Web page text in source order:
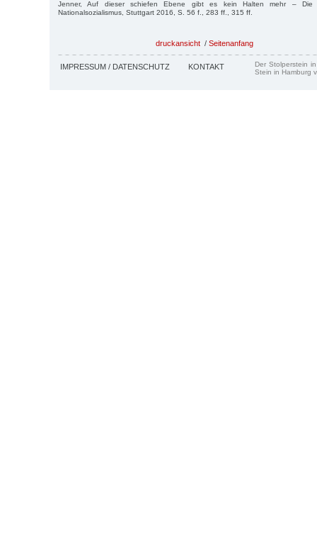
Jenner, Auf dieser schiefen Ebene gibt es kein Halten mehr – Die
Nationalsozialismus, Stuttgart 2016, S. 56 f., 283 ff., 315 ff.
druckansicht / Seitenanfang
IMPRESSUM / DATENSCHUTZ KONTAKT
Der Stolperstein
Stein in Hamburg